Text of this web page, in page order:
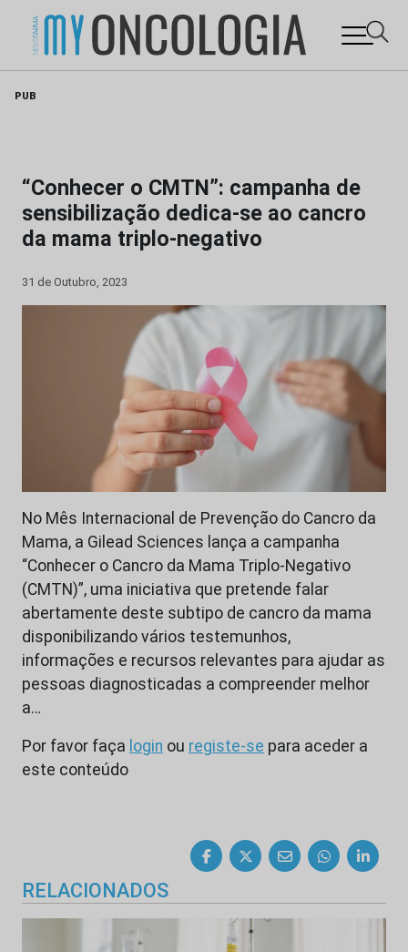
PUB
“Conhecer o CMTN”: campanha de
sensibilização dedica-se ao cancro
da mama triplo-negativo
31 de Outubro, 2023
No Mês Internacional de Prevenção do Cancro da
Mama, a Gilead Sciences lança a campanha
“Conhecer o Cancro da Mama Triplo-Negativo
(CMTN)”, uma iniciativa que pretende falar
abertamente deste subtipo de cancro da mama
disponibilizando vários testemunhos,
informações e recursos relevantes para ajudar as
pessoas diagnosticadas a compreender melhor
a…
Por favor faça login ou registe-se para aceder a
este conteúdo
RELACIONADOS